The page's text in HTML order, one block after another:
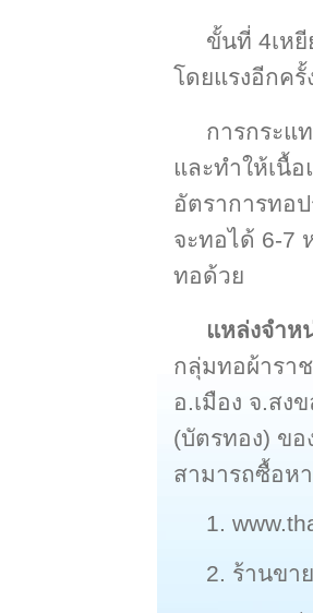
ขั้นที่ 4เห
โดยแรงอีกค
การกระแ
และทำให้เนื้
อัตราการทอ
จะทอได้ 6-7
ทอด้วย
แหล่งจำ
กลุ่มทอผ้ารา
อ.เมือง จ.สง
(บัตรทอง) ข
สามารถซื้อห
1.
2. ร้านขา